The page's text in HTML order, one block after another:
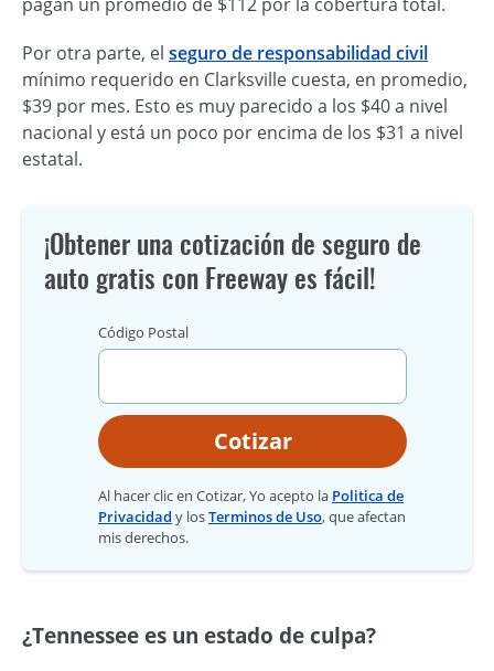
Por otra parte, el seguro de responsabilidad civil
mínimo requerido en Clarksville cuesta, en promedio,
$39 por mes. Esto es muy parecido a los $40 a nivel
nacional y está un poco por encima de los $31 a nivel
estatal.
¡Obtener una cotización de seguro de
auto gratis con Freeway es fácil!
Código Postal
Cotizar
Al hacer clic en Cotizar, Yo acepto la Politica de
Privacidad y losTerminos de Uso, que afectan
mis derechos.
¿Tennessee es un estado de culpa?